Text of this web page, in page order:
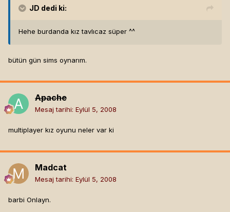
JD dedi ki:
Hehe burdanda kız tavlıcaz süper ^^
bütün gün sims oynarım.
Apache
Mesaj tarihi: Eylül 5, 2008
multiplayer kız oyunu neler var ki
Madcat
Mesaj tarihi: Eylül 5, 2008
barbi Onlayn.